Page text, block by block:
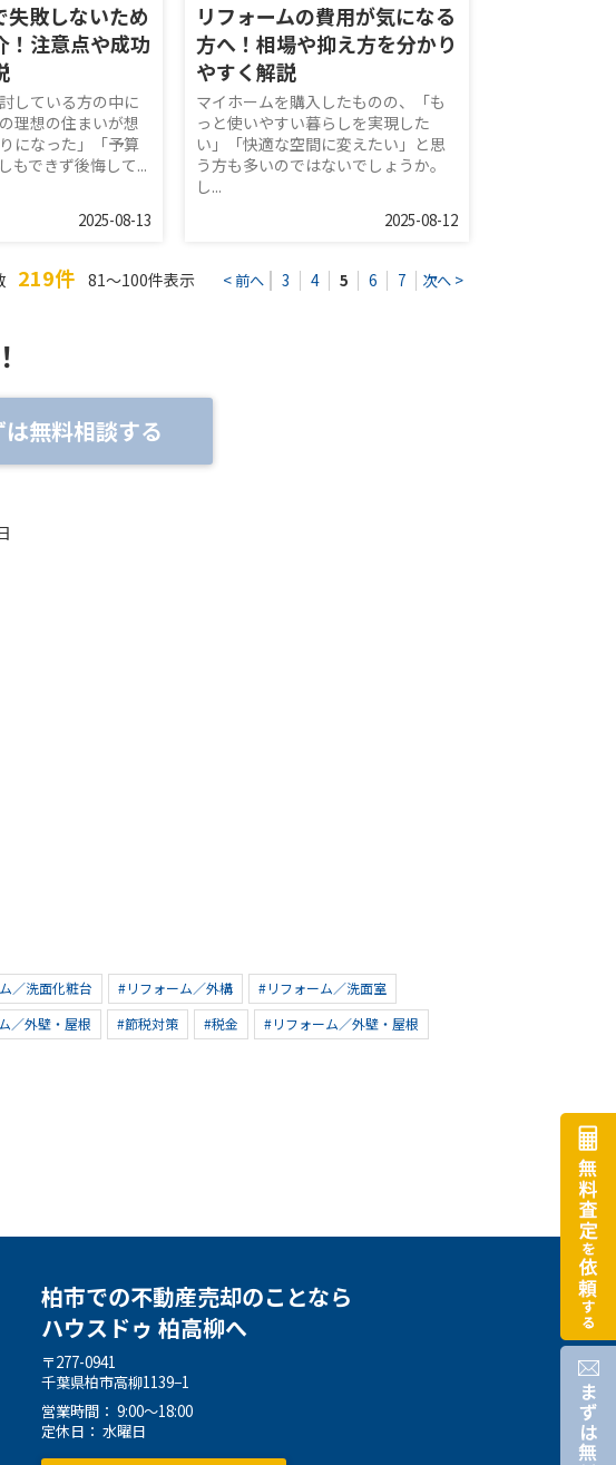
失敗しないため
！注意点や成功
している方の中に
理想の住まいが想
になった」「予算
もできず後悔して...
2025-08-13
リフォームの費用が気になる
方へ！相場や抑え方を分かり
やすく解説
マイホームを購入したものの、「も
っと使いやすい暮らしを実現した
い」「快適な空間に変えたい」と思
う方も多いのではないでしょうか。
し...
2025-08-12
219件 81～100件表示 < 前へ 3 4 5 6 7 次へ >
は無料相談する
／洗面化粧台 #リフォーム／外構
#リフォーム／洗面室
／外壁・屋根 #節税対策 #税金
#リフォーム／外壁・屋根
柏市での不動産売却のことなら
ハウスドゥ 柏高柳へ
〒277-0941
千葉県柏市高柳1139−1
営業時間： 9:00～18:00
定休日： 水曜日